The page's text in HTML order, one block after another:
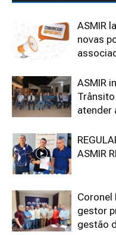
ASMIR
novas
ASMIR
atender
ASMIR
Coronel
gestor
gestão